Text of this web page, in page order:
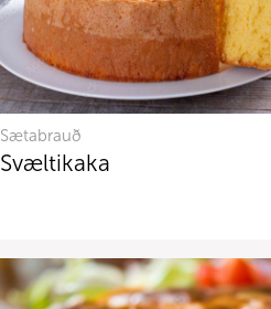
Sætabrauð
Svæltikaka